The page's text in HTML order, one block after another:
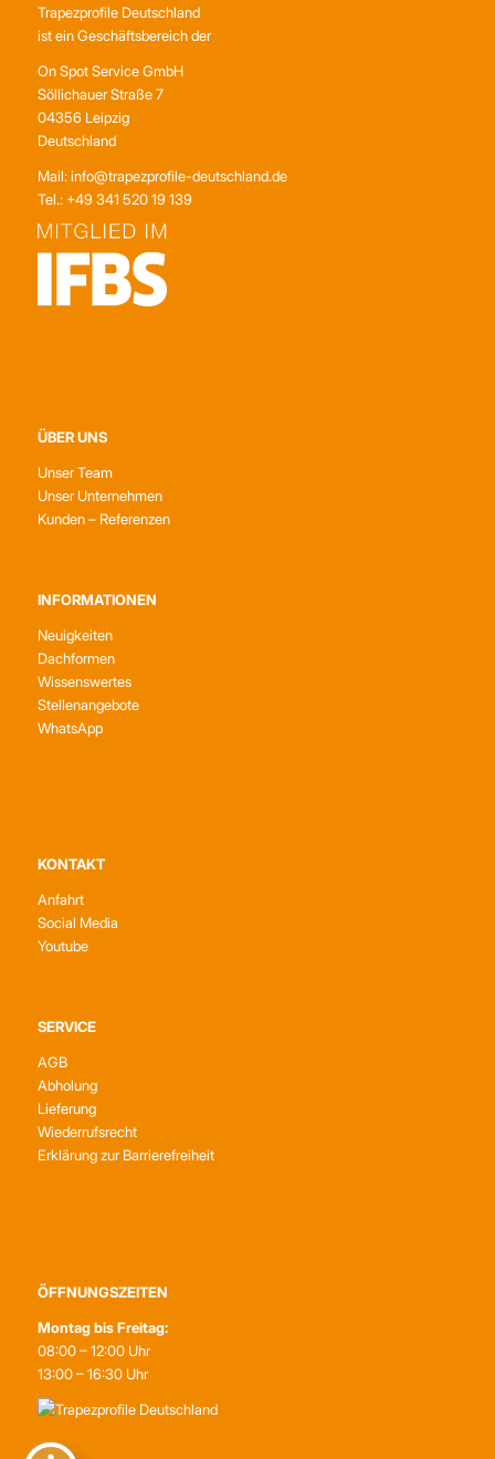
Trapezprofile Deutschland
ist ein Geschäftsbereich der
On Spot Service GmbH
Söllichauer Straße 7
04356 Leipzig
Deutschland
Mail: info@trapezprofile-deutschland.de
Tel.: +49 341 520 19 139
ÜBER UNS
Unser Team
Unser Unternehmen
Kunden – Referenzen
INFORMATIONEN
Neuigkeiten
Dachformen
Wissenswertes
Stellenangebote
WhatsApp
KONTAKT
Anfahrt
Social Media
Youtube
SERVICE
AGB
Abholung
Lieferung
Wiederrufsrecht
Erklärung zur Barrierefreiheit
ÖFFNUNGSZEITEN
Montag bis Freitag:
08:00 – 12:00 Uhr
13:00 – 16:30 Uhr